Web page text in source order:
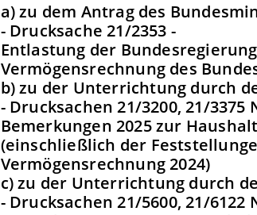
a) zu dem Antrag des
- Drucksache 21/2353 -
Entlastung der
Vermögensrechnung des
b) zu der Unterrichtung durch
- Drucksachen 21/3200, 21/3375
Bemerkungen 2025 zur
(einschließlich der
Vermögensrechnung 2024)
c) zu der Unterrichtung durch
- Drucksachen 21/5600, 21/6122